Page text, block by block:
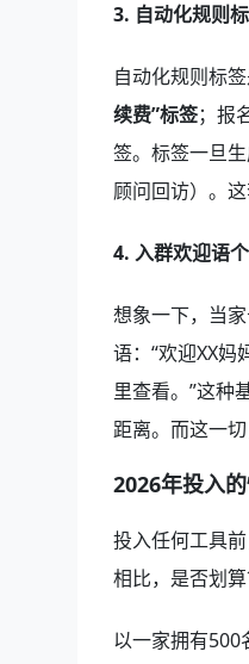
3. 自动化规则
自动化规则标
续费”标签；报
签。标签一旦
顾问回访）。
4. 入群欢迎语
想象一下，当
语：“欢迎XX
里查看。”这种
距离。而这一
2026年投入
投入任何工具
相比，是否划算
以一家拥有500